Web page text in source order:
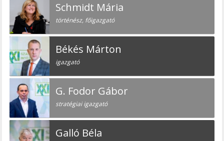
Schmidt Mária
történész, főigazgató
Békés Márton
igazgató
G. Fodor Gábor
stratégiai igazgató
Galló Béla